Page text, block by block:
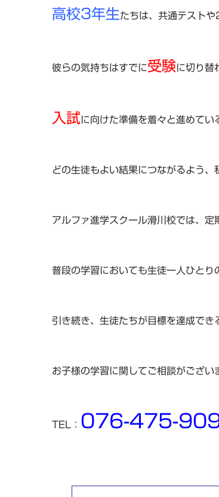
高校3年生たちは、共通テストや
彼らの気持ちはすでに受験に切り替
入試に向けた準備を着々と進めてい
どの生徒もよい結果につながるよう、
アルファ進学スクール滑川校では、定
普段の学習においても生徒一人ひとり
引き続き、生徒たちが目標を達成でき
お子様の学習に関してご相談がござい
TEL： 076-475-